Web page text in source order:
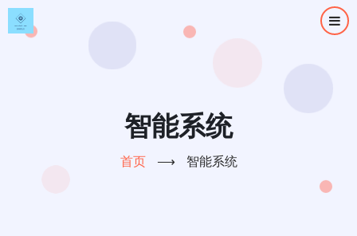
跳
转
智能系统
首页 ⟶ 智能系统